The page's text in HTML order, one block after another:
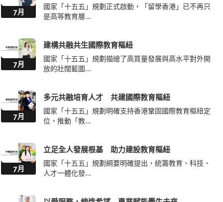
7月
國家「十五五」規劃正式啟動，「留學香港」已不再只
是高等教育層...
7月
建構共融共生國際教育樞紐
國家「十五五」規劃描繪了高質量發展與高水平對外開
放的壯闊藍圖...
7月
多元共融培育人才 共建國際教育樞紐
國家「十五五」規劃明確支持香港鞏固國際教育樞紐定
位，推動「教...
7月
立足全人發展根基 助力建設教育樞紐
國家「十五五」規劃綱要明確提出，統籌教育、科技、
人才一體化發...